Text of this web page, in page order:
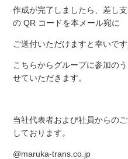
作成が完了しましたら、差し支
の QR コードを本メール宛に
ご送付いただけますと幸いです
こちらからグループに参加の
せていただきます。
当社代表者および社員からの
しております。
@maruka-trans.co.jp